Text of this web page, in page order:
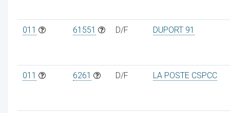
011 61551 D/F DUPORT 91
011 6261 D/F LA POSTE CSPCC